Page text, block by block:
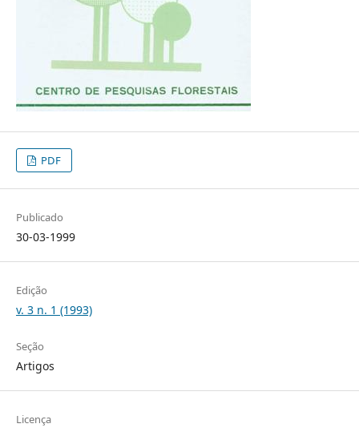
PDF
Publicado
30-03-1999
Edição
v. 3 n. 1 (1993)
Seção
Artigos
Licença